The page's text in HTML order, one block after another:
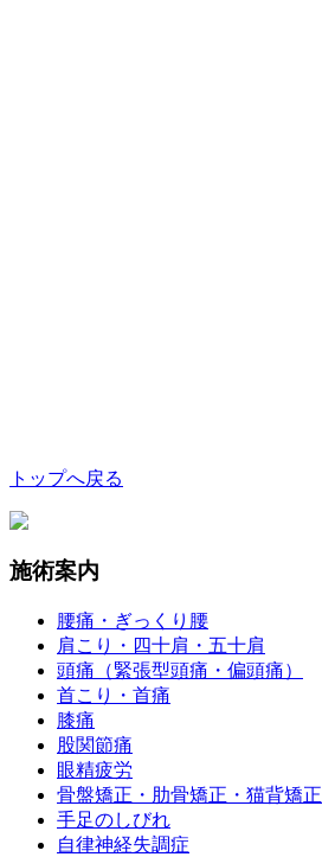
トップへ戻る
施術案内
腰痛・ぎっくり腰
肩こり・四十肩・五十肩
頭痛（緊張型頭痛・偏頭痛）
首こり・首痛
膝痛
股関節痛
眼精疲労
骨盤矯正・肋骨矯正・猫背矯正
手足のしびれ
自律神経失調症